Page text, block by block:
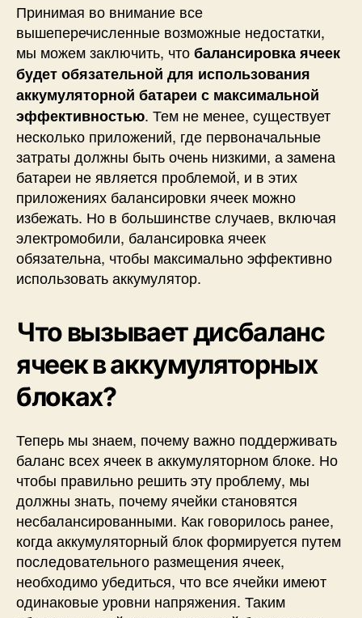
Принимая во внимание все
вышеперечисленные возможные недостатки,
мы можем заключить, чтобалансировка ячеек
будет обязательной для использования
аккумуляторной батареи с максимальной
эффективностью. Тем не менее, существует
несколько приложений, где первоначальные
затраты должны быть очень низкими, а замена
батареи не является проблемой, и в этих
приложениях балансировки ячеек можно
избежать. Но в большинстве случаев, включая
электромобили, балансировка ячеек
обязательна, чтобы максимально эффективно
использовать аккумулятор.
Что вызывает дисбаланс
ячеек в аккумуляторных
блоках?
Теперь мы знаем, почему важно поддерживать
баланс всех ячеек в аккумуляторном блоке. Но
чтобы правильно решить эту проблему, мы
должны знать, почему ячейки становятся
несбалансированными. Как говорилось ранее,
когда аккумуляторный блок формируется путем
последовательного размещения ячеек,
необходимо убедиться, что все ячейки имеют
одинаковые уровни напряжения. Таким